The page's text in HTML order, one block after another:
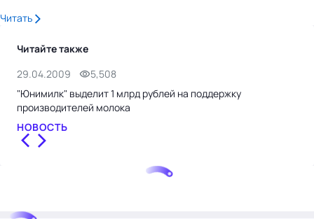
Читать
Читайте также
29.04.2009
5,508
"Юнимилк" выделит 1 млрд рублей на поддержку
производителей молока
НОВОСТЬ